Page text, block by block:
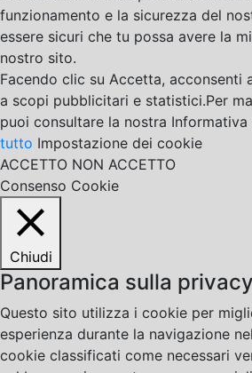
funzionamento e la sicurezza del
essere sicuri che tu possa avere la
nostro sito.
Facendo clic su Accetta, acconsenti
a scopi pubblicitari e statistici.Per
puoi consultare la nostra Informativa
tutto Impostazione dei cookie
ACCETTO NON ACCETTO
Consenso Cookie
Chiudi
Panoramica sulla privacy
Questo sito utilizza i cookie per
esperienza durante la navigazione
cookie classificati come necessari